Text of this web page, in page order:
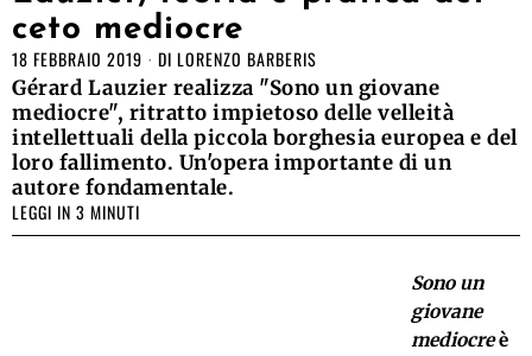
ceto mediocre
18 FEBBRAIO 2019 DI LORENZO BARBERIS
Gérard Lauzier realizza "Sono un giovane
mediocre", ritratto impietoso delle velleità
intellettuali della piccola borghesia europea e del
loro fallimento. Un'opera importante di un
autore fondamentale.
LEGGI IN 3 MINUTI
Sono un
giovane
mediocreè